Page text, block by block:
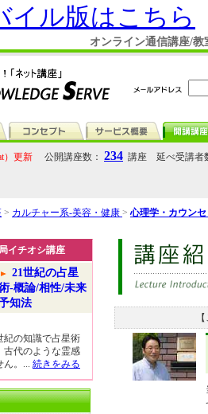
イル版はこちら
オンライン通信講座/
）更新 公開講座数： 234 講座 延べ受講者
> カルチャー系-美容・健康 >心理学・カウン
イチオシ講座
21世紀の占星
-概論/相性/未来
知法
紀の知識で占星術
古代のような霊感
ん。... 続きをみる